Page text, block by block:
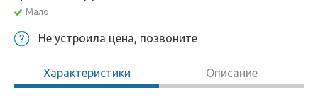
Мало
Не устроила цена, позвоните
Характеристики Описание